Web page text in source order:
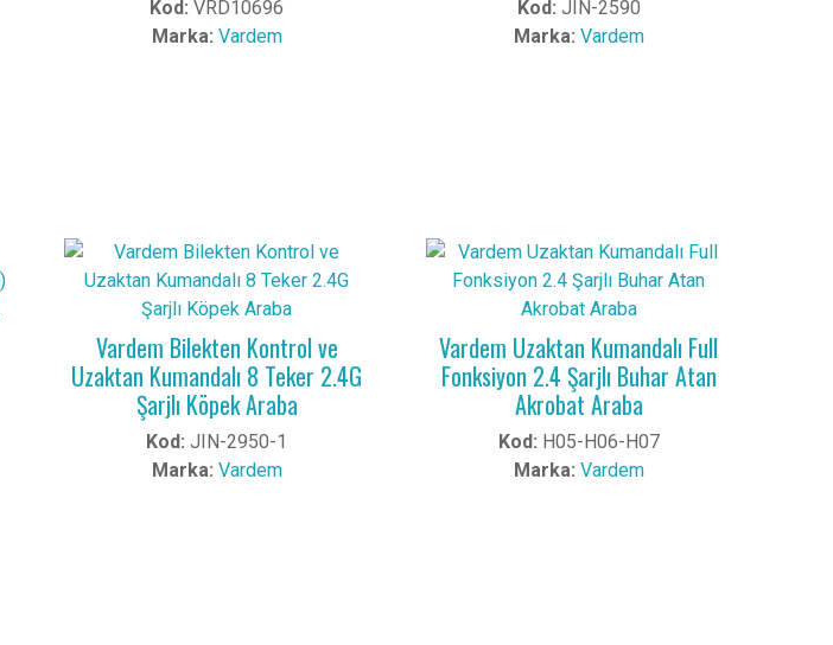
Kod: VRD10696
Marka: Vardem
Kod: JIN-2590
Marka: Vardem
Vardem Bilekten Kontrol ve
Uzaktan Kumandalı 8 Teker 2.4G
Şarjlı Köpek Araba
Kod: JIN-2950-1
Marka: Vardem
Vardem Uzaktan Kumandalı Full
Fonksiyon 2.4 Şarjlı Buhar Atan
Akrobat Araba
Kod: H05-H06-H07
Marka: Vardem